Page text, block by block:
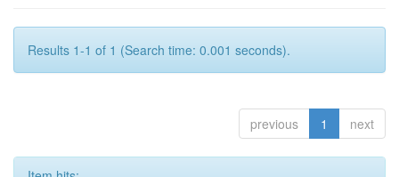
Results 1-1 of 1 (Search time: 0.001 seconds).
previous 1 next